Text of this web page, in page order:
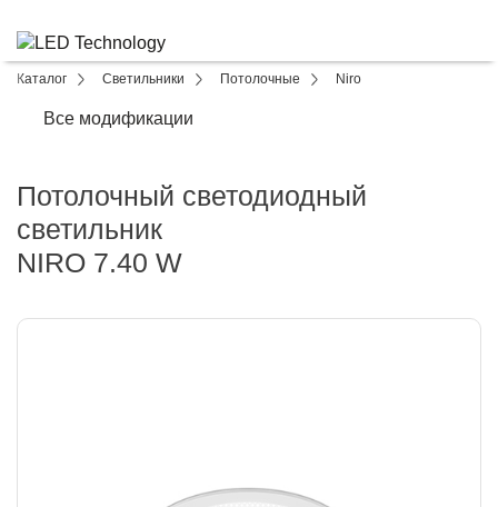
Каталог Светильники Потолочные Niro
Все модификации
Потолочный светодиодный
светильник
NIRO 7.40 W